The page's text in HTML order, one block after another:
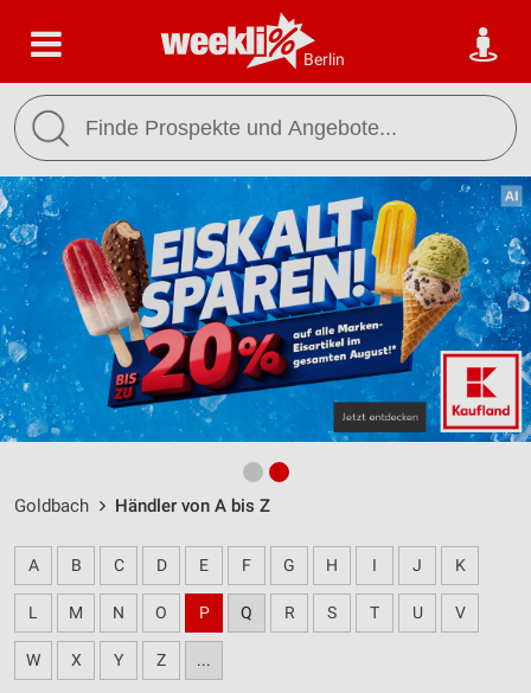
Berlin
Goldbach Händler von A bis Z
A B C D E F G H I J K
L M N O P Q R S T U V
W X Y Z ...